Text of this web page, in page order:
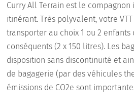
Curry All Terrain est le
itinérant. Très polyvalent, votre
transporter au choix 1 ou 2 enfants
conséquents (2 x 150 litres). Les
disposition sans discontinuité et
de bagagerie (par des véhicules
émissions de CO2e sont